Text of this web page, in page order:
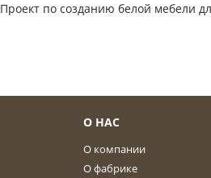
Проект по созданию белой мебели
О НАС
О компании
О фабрике